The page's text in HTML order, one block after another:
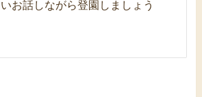
お話しながら登園しましょう